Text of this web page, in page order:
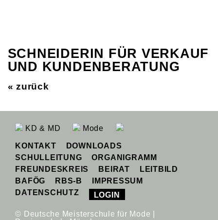
SCHNEIDERIN FÜR VERKAUF
UND KUNDENBERATUNG
« zurück
KD & MD Mode
KONTAKT
DOWNLOADS
SCHULLEITUNG
ORGANIGRAMM
FREUNDESKREIS
BEIRAT
LEITBILD
BAFÖG
RBS-B
IMPRESSUM
DATENSCHUTZ
LOGIN
© Deutsche Meisterschule für Mode |